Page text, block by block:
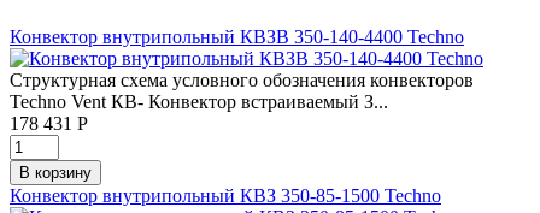
Конвектор внутрипольный КВЗВ 350-140-4400 Techno
Структурная схема условного обозначения конвекторов
Techno Vent КВ- Конвектор встраиваемый З...
178 431 Р
Конвектор внутрипольный КВЗ 350-85-1500 Techno